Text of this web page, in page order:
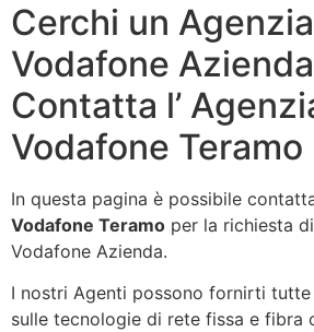
Cerchi un Agenzia
Vodafone
Contatta l’
Vodafone Teramo
In questa pagina è possibile
Vodafone Teramo per la richiesta
Vodafone Azienda.
I nostri Agenti possono fornirti
sulle tecnologie di rete fissa e fibra